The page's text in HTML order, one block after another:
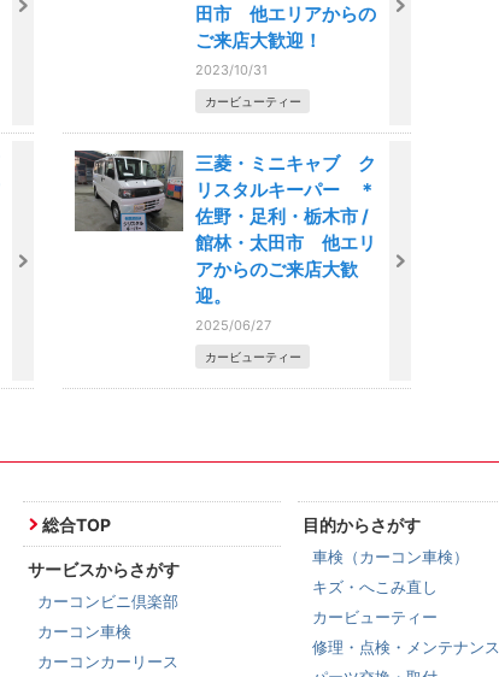
田市 他エリアからの
ご来店大歓迎！
2023/10/31
カービューティー
三菱・ミニキャブ ク
リスタルキーパー ＊
佐野・足利・栃木市 /
館林・太田市 他エリ
アからのご来店大歓
迎。
2025/06/27
カービューティー
総合TOP
サービスからさがす
カーコンビニ倶楽部
カーコン車検
カーコンカーリース
目的からさがす
車検（カーコン車検）
キズ・へこみ直し
カービューティー
修理・点検・メンテナンス